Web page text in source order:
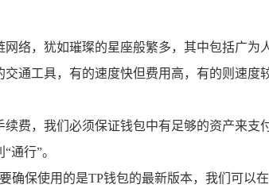
络，犹如璀璨的星座般繁多，其中包括广为
通工具，有的速度快但费用高，有的则速度
费，我们必须保证钱包中有足够的资产来支
通行”。
确保使用的是TP钱包的最新版本，我们可以